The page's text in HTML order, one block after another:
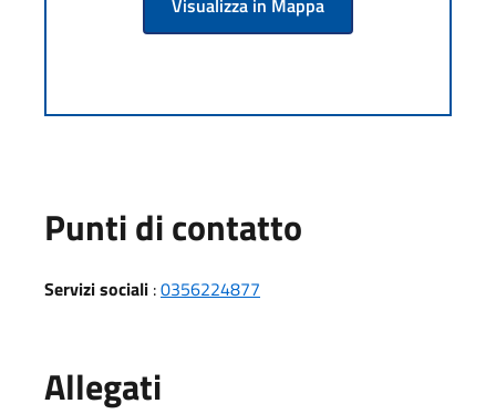
Punti di contatto
Servizi sociali :0356224877
Allegati